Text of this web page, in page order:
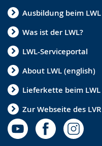
Ausbildung beim LWL
Was ist der LWL?
LWL-Serviceportal
About LWL (english)
Lieferkette beim LWL
Zur Webseite des LVR